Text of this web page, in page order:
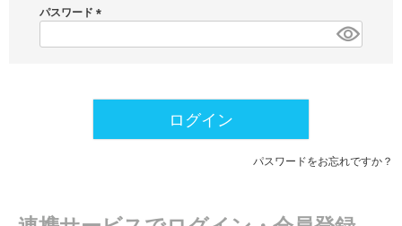
)
パスワード
必
ログイン
パスワードをお忘れですか？